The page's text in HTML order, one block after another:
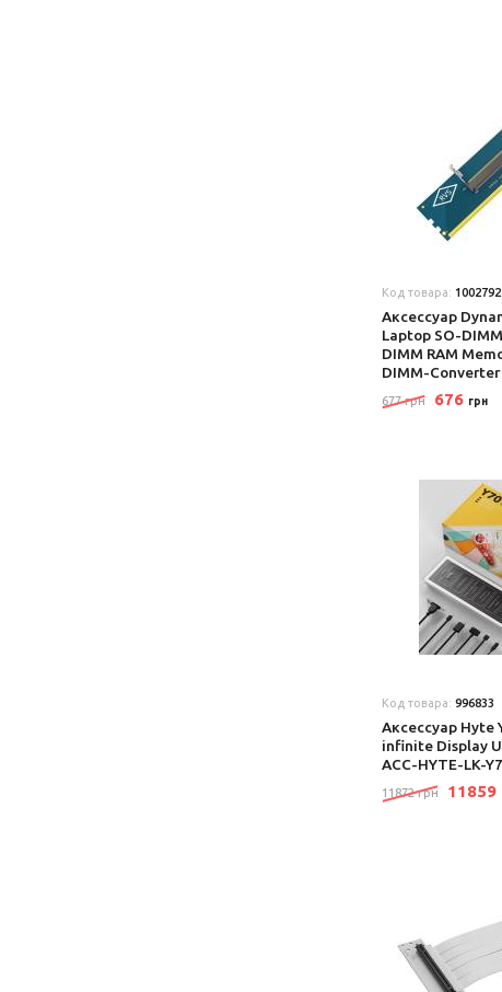
Код товара: 1002792
Аксеcсуар
Laptop SO-
DIMM RAM
DIMM-Converter
677 грн 676 грн
Код товара: 996833
Аксеcсуар Hyte
infinite Display
ACC-HYTE-LK-
11872 грн 11859